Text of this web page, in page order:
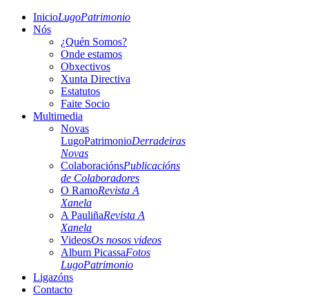
InicioLugoPatrimonio
Nós
¿Quén Somos?
Onde estamos
Obxectivos
Xunta Directiva
Estatutos
Faite Socio
Multimedia
Novas
LugoPatrimonioDerradeiras
Novas
ColaboraciónsPublicacións
de Colaboradores
O RamoRevista A
Xanela
A PauliñaRevista A
Xanela
VideosOs nosos videos
Album PicassaFotos
LugoPatrimonio
Ligazóns
Contacto